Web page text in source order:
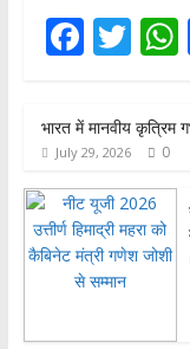
F
e
b
o
o
k
T
itt
er s
भारत में मानवीय कृत्रिम
July 29, 2026 0